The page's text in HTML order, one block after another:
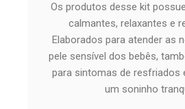
Os produtos desse kit
calmantes, relaxantes e
Elaborados para atender as
pele sensível dos bebês,
para sintomas de resfriados
um soninho